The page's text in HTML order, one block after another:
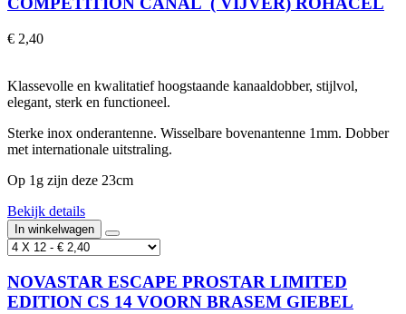
€ 2,40
Klassevolle en kwalitatief hoogstaande kanaaldobber, stijlvol,
elegant, sterk en functioneel.
Sterke inox onderantenne. Wisselbare bovenantenne 1mm. Dobber
met internationale uitstraling.
Op 1g zijn deze 23cm
Bekijk details
In winkelwagen
NOVASTAR ESCAPE PROSTAR LIMITED
EDITION CS 14 VOORN BRASEM GIEBEL